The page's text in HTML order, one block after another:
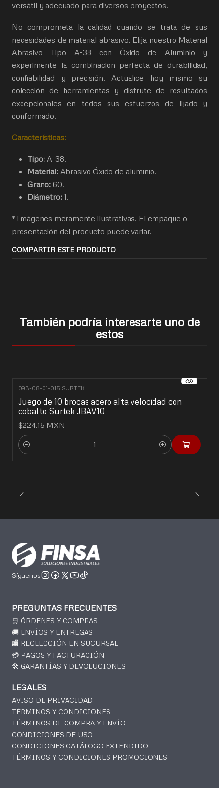
versátil y adecuado para diversos proyectos.
No comprometa la calidad cuando se trata de sus
necesidades de material abrasivo. Elija nuestro Material
Abrasivo Tipo A-38 con Óxido de Aluminio y
experimente la combinación perfecta de durabilidad,
confiabilidad y precisión. Actualice hoy mismo su
colección de herramientas y disfrute de resultados
excepcionales en todos sus esfuerzos de lijado y
conformado.
Características:
Tipo: A-38.
Material: Abrasivo Óxido de aluminio.
Grano: 60.
Diámetro: 1.
*Imágenes meramente ilustrativas. El empaque o
presentación del producto puede variar.
COMPARTIR ESTE PRODUCTO
También podría interesarte uno de
estos
093-08-01-015|SURTEK
Juego de 10 brocas acero alta velocidad con
cobalto Surtek JBAV10
$224.15 MXN
Cantidad
Síguenos
PREGUNTAS FRECUENTES
🛒 ÓRDENES Y COMPRAS
🚚 ENVÍOS Y ENTREGAS
🏬 RECLECCIÓN EN SUCURSAL
💳 PAGOS Y FACTURACIÓN
🛠️ GARANTÍAS Y DEVOLUCIONES
LEGALES
AVISO DE PRIVACIDAD
TÉRMINOS Y CONDICIONES
TÉRMINOS DE COMPRA Y ENVÍO
CONDICIONES DE USO
CONDICIONES CATÁLOGO EXTENDIDO
TÉRMINOS Y CONDICIONES PROMOCIONES